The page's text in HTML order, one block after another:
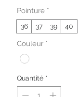
Pointure *
36 37 39 40
Couleur *
Quantité *